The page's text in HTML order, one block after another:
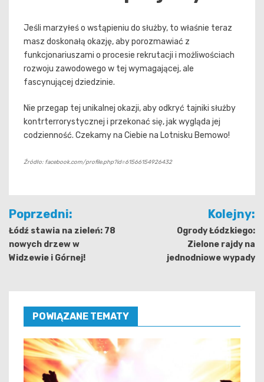
Jeśli marzyłeś o wstąpieniu do służby, to właśnie teraz
masz doskonałą okazję, aby porozmawiać z
funkcjonariuszami o procesie rekrutacji i możliwościach
rozwoju zawodowego w tej wymagającej, ale
fascynującej dziedzinie.
Nie przegap tej unikalnej okazji, aby odkryć tajniki służby
kontrterrorystycznej i przekonać się, jak wygląda jej
codzienność. Czekamy na Ciebie na Lotnisku Bemowo!
Źródło: facebook.com/profile.php?id=61566154926432
Nawigacja
wpisu
Poprzedni:
Łódź stawia na zieleń: 78
nowych drzew w
Widzewie i Górnej!
Kolejny:
Ogrody Łódzkiego:
Zielone rajdy na
jednodniowe wypady
POWIĄZANE TEMATY